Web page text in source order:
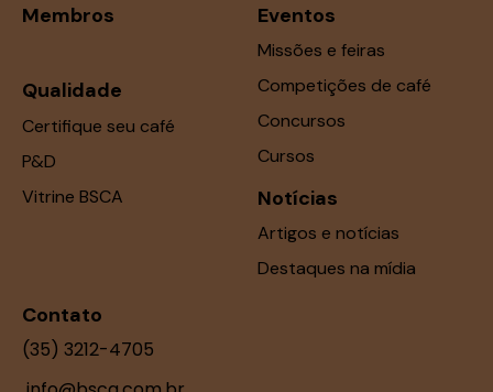
Membros
Qualidade
Certifique seu café
P&D
Vitrine BSCA
Eventos
Missões e feiras
Competições de café
Concursos
Cursos
Notícias
Artigos e notícias
Destaques na mídia
Contato
(35) 3212-4705